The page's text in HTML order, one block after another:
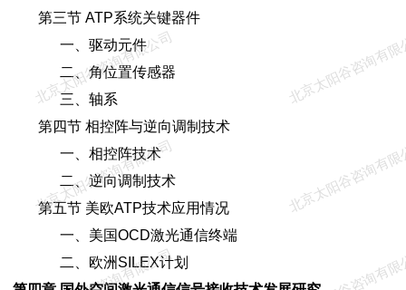
第三节 ATP系统关键器件
一、驱动元件
二、角位置传感器
三、轴系
第四节 相控阵与逆向调制技术
一、相控阵技术
二、逆向调制技术
第五节 美欧ATP技术应用情况
一、美国OCD激光通信终端
二、欧洲SILEX计划
北京太阳谷咨询有限公司
北京太阳谷咨询
北京太阳谷咨询有限公司
北京太阳谷咨询